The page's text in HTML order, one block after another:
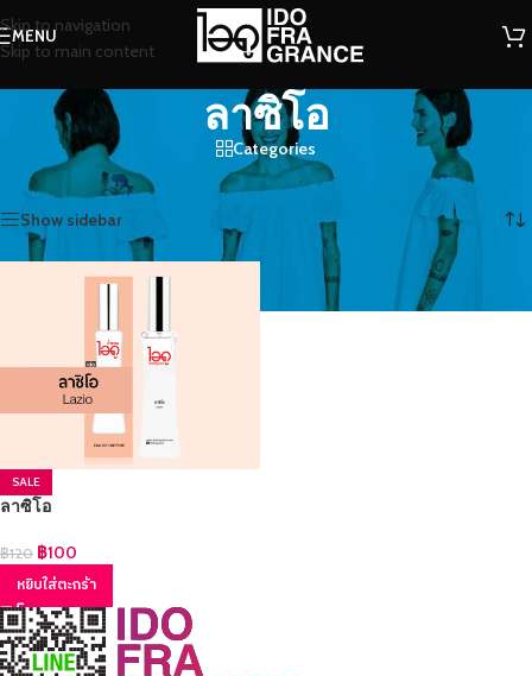
Skip to navigation
Skip to main content
MENU
ลาซิโอ
Categories
หน้าหลัก/สินค้าที่มีป้ายกำกับ “ลาซิโอ” แสดง 1 รายการ
Show sidebar
SALE
ลาซิโอ
฿120 ฿100
หยิบใส่ตะกร้า